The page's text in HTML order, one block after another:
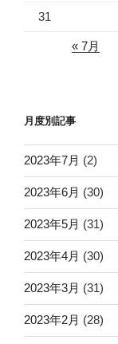
31
« 7月
月度別記事
2023年7月 (2)
2023年6月 (30)
2023年5月 (31)
2023年4月 (30)
2023年3月 (31)
2023年2月 (28)